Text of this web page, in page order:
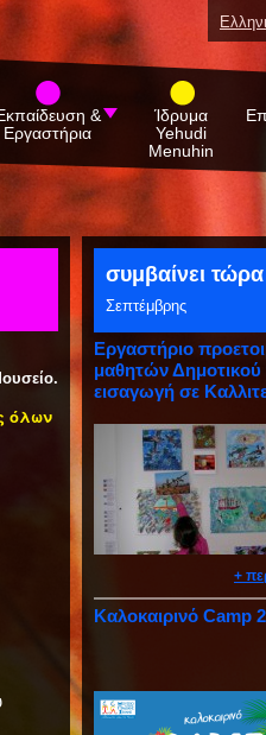
&
Εργαστήρια
Ίδρυμα
Yehudi
Menuhin
όλων
συμβαίνει τώρα
Σεπτέμβρης
Εργαστήριο
μαθητών Δημοτικού
εισαγωγή σε
+
Καλοκαιρινό Camp